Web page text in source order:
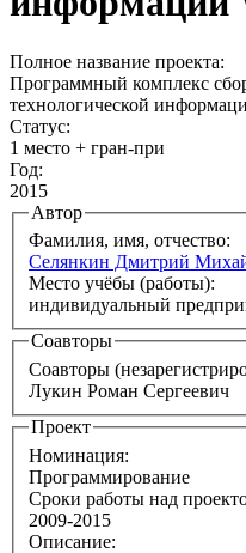
Полное название проекта:
Программный комплекс
технологической
Статус:
1 место + гран-при
Год:
2015
Автор
Фамилия, имя, отчество:
Селянкин Дмитрий
Место учёбы (работы):
индивидуальный
Соавторы
Соавторы
Лукин Роман Сергеевич
Проект
Номинация:
Программирование
Сроки работы над
2009-2015
Описание: